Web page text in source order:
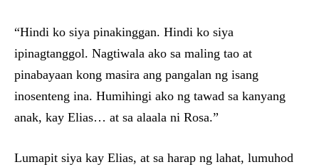
“Hindi ko siya pinakinggan. Hindi ko siya
ipinagtanggol. Nagtiwala ako sa maling tao at
pinabayaan kong masira ang pangalan ng isang
inosenteng ina. Humihingi ako ng tawad sa kanyang
anak, kay Elias… at sa alaala ni Rosa.”
Lumapit siya kay Elias, at sa harap ng lahat, lumuhod